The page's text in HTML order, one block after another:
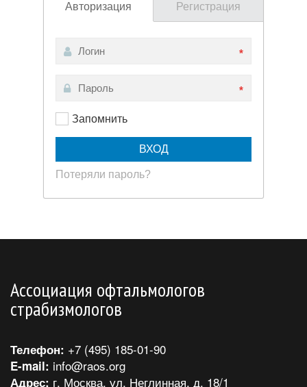
Авторизация Регистрация
*
*
Запомнить
Потеряли пароль?
Ассоциация офтальмологов
страбизмологов
Телефон: +7 (495) 185-01-90
E-mail: info@raos.org
Адрес: г. Москва, ул. Неглинная, д. 18/1